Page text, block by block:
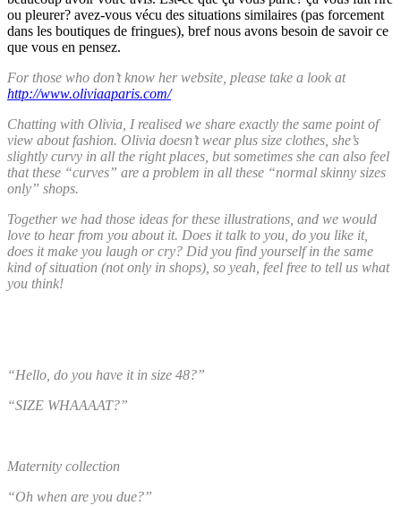
ou pleurer? avez-vous vécu des situations similaires (pas forcement
dans les boutiques de fringues), bref nous avons besoin de savoir ce
que vous en pensez.
For those who don’t know her website, please take a look at
http://www.oliviaaparis.com/
Chatting with Olivia, I realised we share exactly the same point of
view about fashion. Olivia doesn’t wear plus size clothes, she’s
slightly curvy in all the right places, but sometimes she can also feel
that these “curves” are a problem in all these “normal skinny sizes
only” shops.
Together we had those ideas for these illustrations, and we would
love to hear from you about it. Does it talk to you, do you like it,
does it make you laugh or cry? Did you find yourself in the same
kind of situation (not only in shops), so yeah, feel free to tell us what
you think!
“Hello, do you have it in size 48?”
“SIZE WHAAAAT?”
Maternity collection
“Oh when are you due?”